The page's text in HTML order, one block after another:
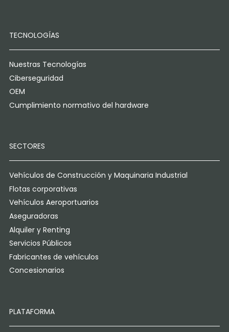
TECNOLOGÍAS
Nuestras Tecnologías
Ciberseguridad
OEM
Cumplimiento normativo del hardware
SECTORES
Vehículos de Construcción y Maquinaria Industrial
Flotas corporativas
Vehículos Aeroportuarios
Aseguradoras
Alquiler y Renting
Servicios Públicos
Fabricantes de vehículos
Concesionarios
PLATAFORMA